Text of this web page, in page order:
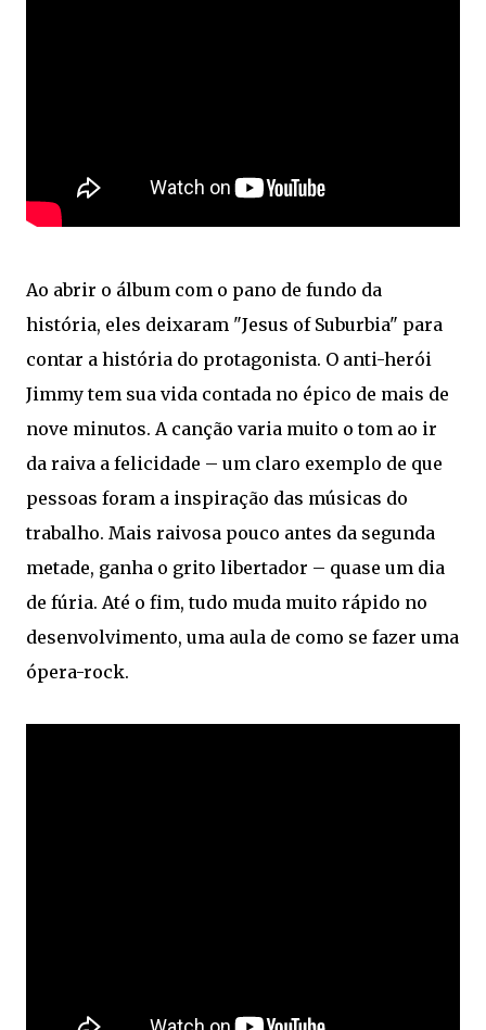
Ao abrir o álbum com o pano de fundo da
história, eles deixaram "Jesus of Suburbia" para
contar a história do protagonista. O anti-herói
Jimmy tem sua vida contada no épico de mais de
nove minutos. A canção varia muito o tom ao ir
da raiva a felicidade – um claro exemplo de que
pessoas foram a inspiração das músicas do
trabalho. Mais raivosa pouco antes da segunda
metade, ganha o grito libertador – quase um dia
de fúria. Até o fim, tudo muda muito rápido no
desenvolvimento, uma aula de como se fazer uma
ópera-rock.